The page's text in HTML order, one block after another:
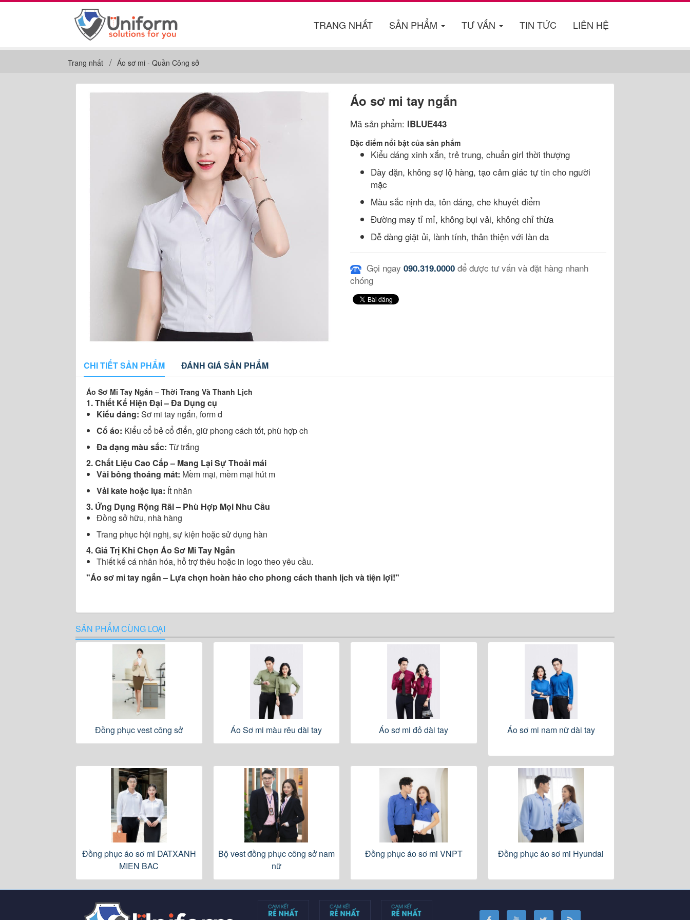
TRANG NHẤT SẢN PHẨM TƯ VẤN TIN TỨC LIÊN HỆ
Trang nhất Áo sơ mi - Quần Công sở
Áo sơ mi tay ngắn
Mã sản phẩm: IBLUE443
Đặc điểm nổi bật của sản phẩm
Kiểu dáng xinh xắn, trẻ trung, chuẩn girl thời thượng
Dày dặn, không sợ lộ hàng, tạo cảm giác tự tin cho người
mặc
Màu sắc nịnh da, tôn dáng, che khuyết điểm
Đường may tỉ mỉ, không bụi vải, không chỉ thừa
Dễ dàng giặt ủi, lành tính, thân thiện với làn da
Gọi ngay 090.319.0000 để được tư vấn và đặt hàng nhanh
chóng
CHI TIẾT SẢN PHẨM ĐÁNH GIÁ SẢN PHẨM
Áo Sơ Mi Tay Ngắn – Thời Trang Và Thanh Lịch
1. Thiết Kế Hiện Đại – Đa Dụng cụ
Kiểu dáng: Sơ mi tay ngắn, form d
Cổ áo: Kiểu cổ bẻ cổ điển, giữ phong cách tốt, phù hợp ch
Đa dạng màu sắc: Từ trắng
2. Chất Liệu Cao Cấp – Mang Lại Sự Thoải mái
Vải bông thoáng mát: Mềm mại, mềm mại hút m
Vải kate hoặc lụa: Ít nhăn
3. Ứng Dụng Rộng Rãi – Phù Hợp Mọi Nhu Cầu
Đồng sở hữu, nhà hàng
Trang phục hội nghị, sự kiện hoặc sử dụng hàn
4. Giá Trị Khi Chọn Áo Sơ Mi Tay Ngắn
Thiết kế cá nhân hóa, hỗ trợ thêu hoặc in logo theo yêu cầu.
"Áo sơ mi tay ngắn – Lựa chọn hoàn hảo cho phong cách thanh lịch và tiện lợi!"
SẢN PHẨM CÙNG LOẠI
Đồng phục vest công sở Áo Sơ mi màu rêu dài tay Áo sơ mi đỏ dài tay Áo sơ mi nam nữ dài tay
Đồng phục áo sơ mi DATXANH
MIEN BAC
Bộ vest đồng phục công sở nam
nữ
Đồng phục áo sơ mi VNPT Đồng phục áo sơ mi Hyundai